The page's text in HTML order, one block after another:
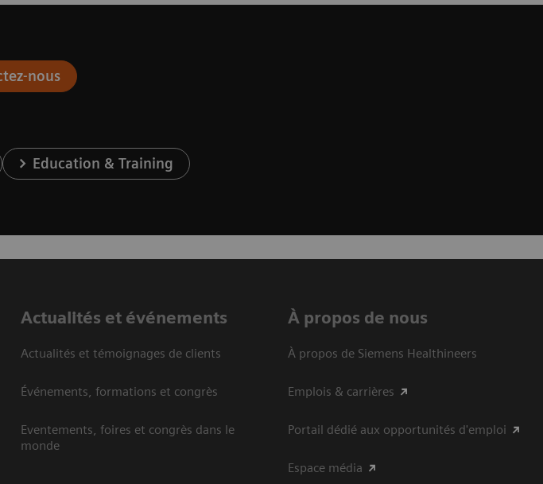
nous
Education & Training
Actualités et événements
Actualités et témoignages de clients
Événements, formations et congrès
Eventements, foires et congrès dans le
monde
À propos de nous
À propos de Siemens Healthineers
Emplois & carrières
Portail dédié aux opportunités d'emploi
Espace média